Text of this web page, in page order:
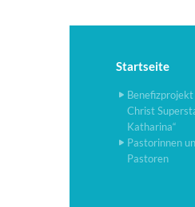
Startseite
Benefizprojekt
Christ
Katharina“
Pastorinnen
Pastoren